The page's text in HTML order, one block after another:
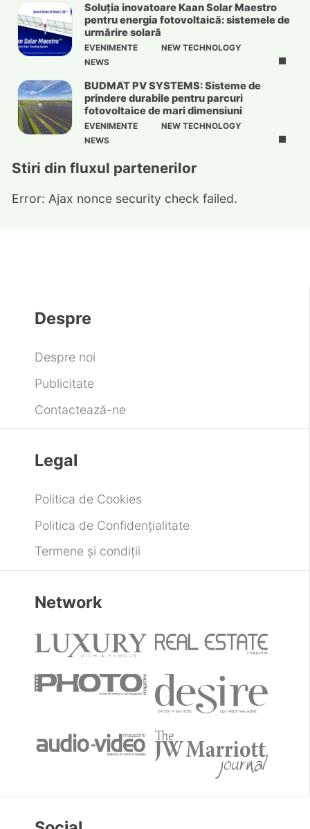
Soluția inovatoare Kaan Solar Maestro
pentru energia fotovoltaică: sistemele de
urmărire solară
EVENIMENTE
NEW TECHNOLOGY
NEWS
BUDMAT PV SYSTEMS: Sisteme de
prindere durabile pentru parcuri
fotovoltaice de mari dimensiuni
EVENIMENTE
NEW TECHNOLOGY
NEWS
Stiri din fluxul partenerilor
Error: Ajax nonce security check failed.
Despre
Despre noi
Publicitate
Contactează-ne
Legal
Politica de Cookies
Politica de Confidențialitate
Termene și condiții
Network